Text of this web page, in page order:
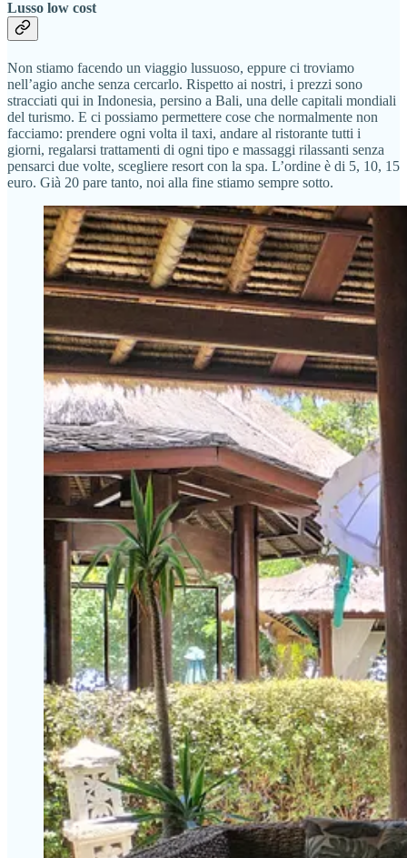
Lusso low cost
Non stiamo facendo un viaggio lussuoso, eppure ci troviamo
nell’agio anche senza cercarlo. Rispetto ai nostri, i prezzi sono
stracciati qui in Indonesia, persino a Bali, una delle capitali mondiali
del turismo. E ci possiamo permettere cose che normalmente non
facciamo: prendere ogni volta il taxi, andare al ristorante tutti i
giorni, regalarsi trattamenti di ogni tipo e massaggi rilassanti senza
pensarci due volte, scegliere resort con la spa. L’ordine è di 5, 10, 15
euro. Già 20 pare tanto, noi alla fine stiamo sempre sotto.